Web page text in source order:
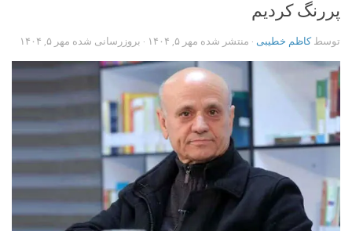
پررنگ کردیم
توسطکاظم خطیبی · منتشر شده مهر ۵, ۱۴۰۴ · بروزرسانی شده مهر ۵, ۱۴۰۴